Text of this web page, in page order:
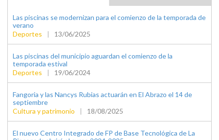
Las piscinas se modernizan para el comienzo de la temporada de
verano
Deportes
| 13/06/2025
Las piscinas del municipio aguardan el comienzo de la
temporada estival
Deportes
| 19/06/2024
Fangoria y las Nancys Rubias actuarán en El Abrazo el 14 de
septiembre
Cultura y patrimonio
| 18/08/2025
El nuevo Centro Integrado de FP de Base Tecnológica de La